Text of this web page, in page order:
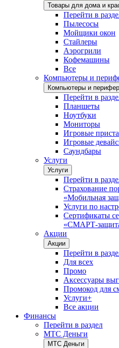
Товары для дома и
Перейти в
Пылесосы
Мойщики окон
Стайлеры
Аэрогрили
Кофемашины
Все
Компьютеры и
Компьютеры и
Перейти в
Планшеты
Ноутбуки
Мониторы
Игровые
Игровые
Саундбары
Услуги
Услуги
Перейти в
Страхование
«Мобильная
Услуги по
Сертификаты
«СМАРТ-
Акции
Акции
Перейти в
Для всех
Промо
Аксессуары
Промокод для
Услуги+
Все акции
Финансы
Перейти в раздел
МТС Деньги
МТС Деньги